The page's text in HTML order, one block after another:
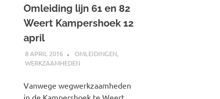
Omleiding lijn 61 en 82
Weert Kampershoek 12
april
8 APRIL 2016 JOHAN
OMLEIDINGEN,
WERKZAAMHEDEN
Vanwege wegwerkzaamheden